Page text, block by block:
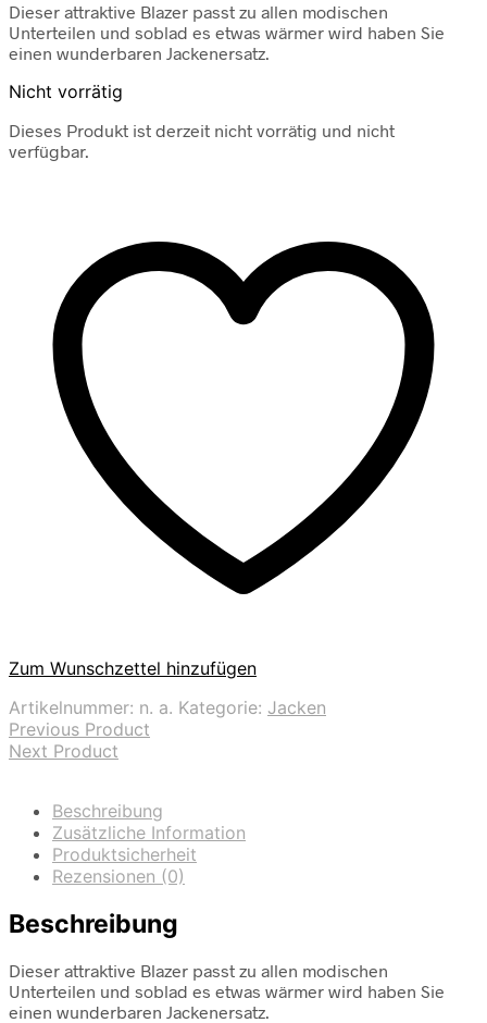
Dieser attraktive Blazer passt zu allen modischen
Unterteilen und soblad es etwas wärmer wird haben Sie
einen wunderbaren Jackenersatz.
Nicht vorrätig
Dieses Produkt ist derzeit nicht vorrätig und nicht
verfügbar.
Zum Wunschzettel hinzufügen
Artikelnummer: n. a. Kategorie: Jacken
Previous Product
Next Product
Beschreibung
Zusätzliche Information
Produktsicherheit
Rezensionen (0)
Beschreibung
Dieser attraktive Blazer passt zu allen modischen
Unterteilen und soblad es etwas wärmer wird haben Sie
einen wunderbaren Jackenersatz.